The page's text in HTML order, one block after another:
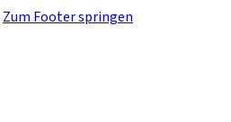
Zum Footer springen